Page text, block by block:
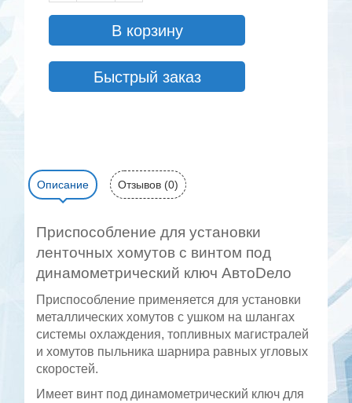
В корзину
Быстрый заказ
Описание Отзывов (0)
Приспособление для установки
ленточных хомутов с винтом под
динамометрический ключ АвтоDело
Приспособление применяется для установки
металлических хомутов с ушком на шлангах
системы охлаждения, топливных магистралей
и хомутов пыльника шарнира равных угловых
скоростей.
Имеет винт под динамометрический ключ для